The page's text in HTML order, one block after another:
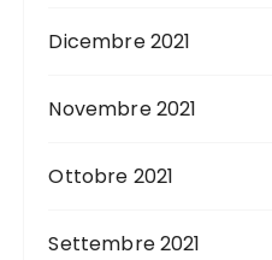
Dicembre 2021
Novembre 2021
Ottobre 2021
Settembre 2021